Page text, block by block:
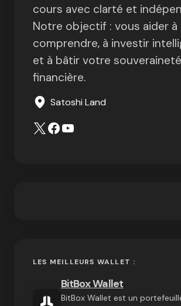
cours avec clarté et
Notre objectif : vous aider à
comprendre, à investir
et à bâtir votre souveraineté
financière.
Satoshi Land
LES MEILLEURS WALLET :
BitBox Wallet
BitBox Wallet est un